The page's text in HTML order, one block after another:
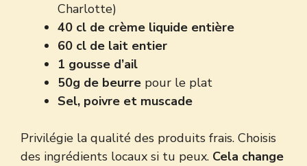
Charlotte)
40 cl de crème liquide entière
60 cl de lait entier
1 gousse d’ail
50g de beurre pour le plat
Sel, poivre et muscade
Privilégie la qualité des produits frais. Choisis
des ingrédients locaux si tu peux. Cela change